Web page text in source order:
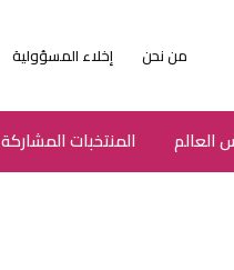
من نحن إخلاء المسؤولية
العالم المنتخبات المشاركة